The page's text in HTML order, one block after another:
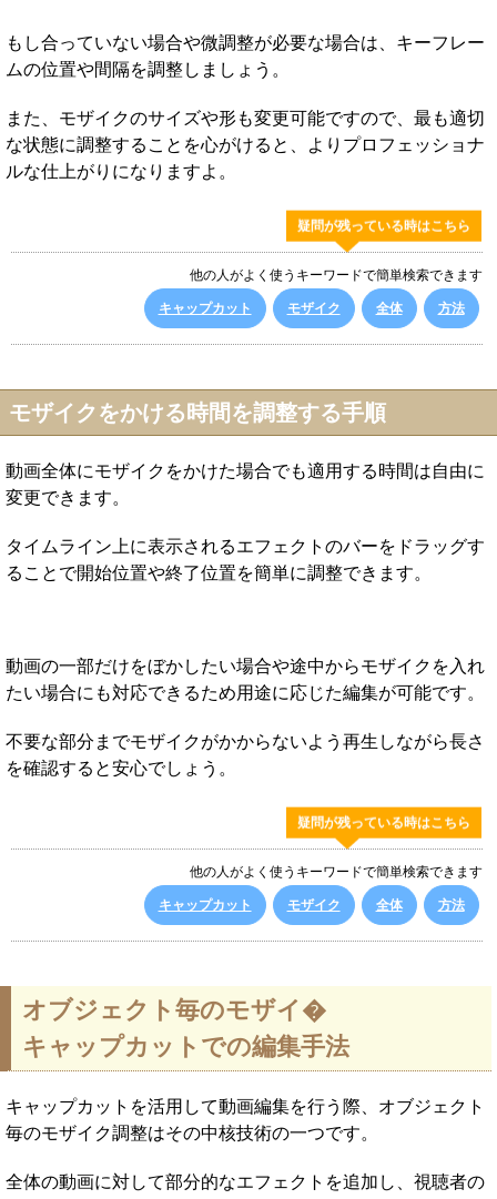
もし合っていない場合や微調整が必要な場合は、キーフレー
ムの位置や間隔を調整しましょう。
また、モザイクのサイズや形も変更可能ですので、最も適切
な状態に調整することを心がけると、よりプロフェッショナ
ルな仕上がりになりますよ。
疑問が残っている時はこちら
他の人がよく使うキーワードで簡単検索できます
キャップカット モザイク 全体 方法
モザイクをかける時間を調整する手順
動画全体にモザイクをかけた場合でも適用する時間は自由に
変更できます。
タイムライン上に表示されるエフェクトのバーをドラッグす
ることで開始位置や終了位置を簡単に調整できます。
動画の一部だけをぼかしたい場合や途中からモザイクを入れ
たい場合にも対応できるため用途に応じた編集が可能です。
不要な部分までモザイクがかからないよう再生しながら長さ
を確認すると安心でしょう。
疑問が残っている時はこちら
他の人がよく使うキーワードで簡単検索できます
キャップカット モザイク 全体 方法
オブジェクト毎のモザイ�
キャップカットでの編集手法
キャップカットを活用して動画編集を行う際、オブジェクト
毎のモザイク調整はその中核技術の一つです。
全体の動画に対して部分的なエフェクトを追加し、視聴者の